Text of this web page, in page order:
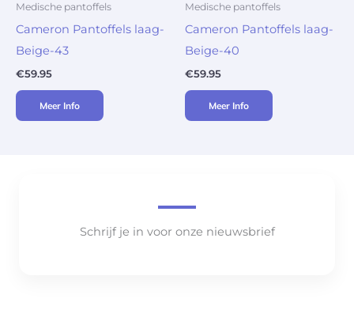
Medische pantoffels
Cameron Pantoffels laag-
Beige-43
€59.95
Meer Info
Medische pantoffels
Cameron Pantoffels laag-
Beige-40
€59.95
Meer Info
Schrijf je in voor onze nieuwsbrief